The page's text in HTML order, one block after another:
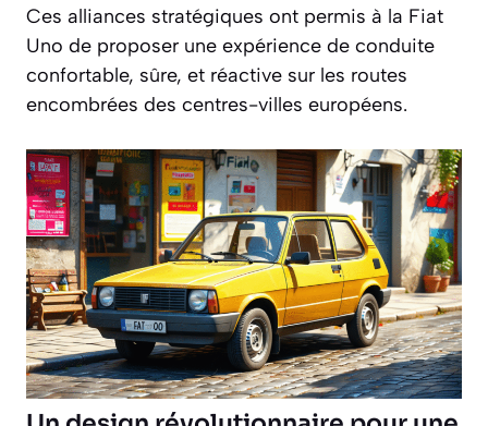
Ces alliances stratégiques ont permis à la Fiat
Uno de proposer une expérience de conduite
confortable, sûre, et réactive sur les routes
encombrées des centres-villes européens.